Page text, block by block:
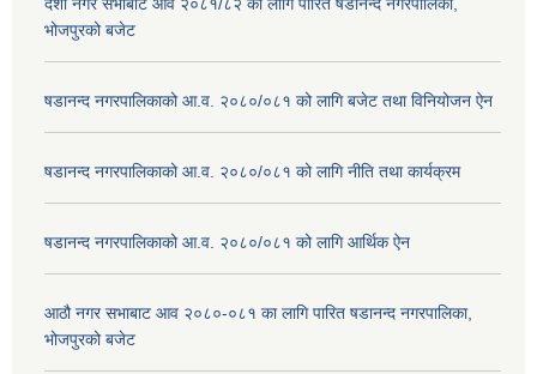
दशौं नगर सभाबाट आव २०८१/८२ का लागि पारित षडानन्द नगरपालिका,
भोजपुरको बजेट
षडानन्द नगरपालिकाको आ.व. २०८०/०८१ को लागि बजेट तथा विनियोजन ऐन
षडानन्द नगरपालिकाको आ.व. २०८०/०८१ को लागि नीति तथा कार्यक्रम
षडानन्द नगरपालिकाको आ.व. २०८०/०८१ को लागि आर्थिक ऐन
आठौ नगर सभाबाट आव २०८०-०८१ का लागि पारित षडानन्द नगरपालिका,
भोजपुरको बजेट